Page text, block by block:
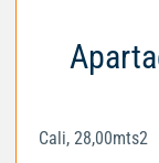
Cali, 28,00mts2